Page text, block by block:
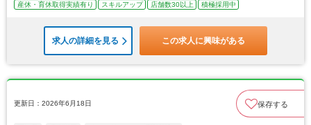
産休・育休取得実績有り
スキルアップ 店舗数30以上 積極採用中
求人の詳細を見る この求人に興味がある
更新日：2026年6月18日 保存する